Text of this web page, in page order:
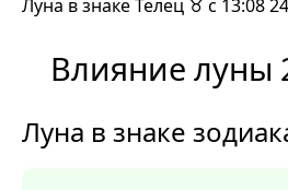
Луна в знаке Телец ♉ с 13:08
Влияние луны
Луна в знаке